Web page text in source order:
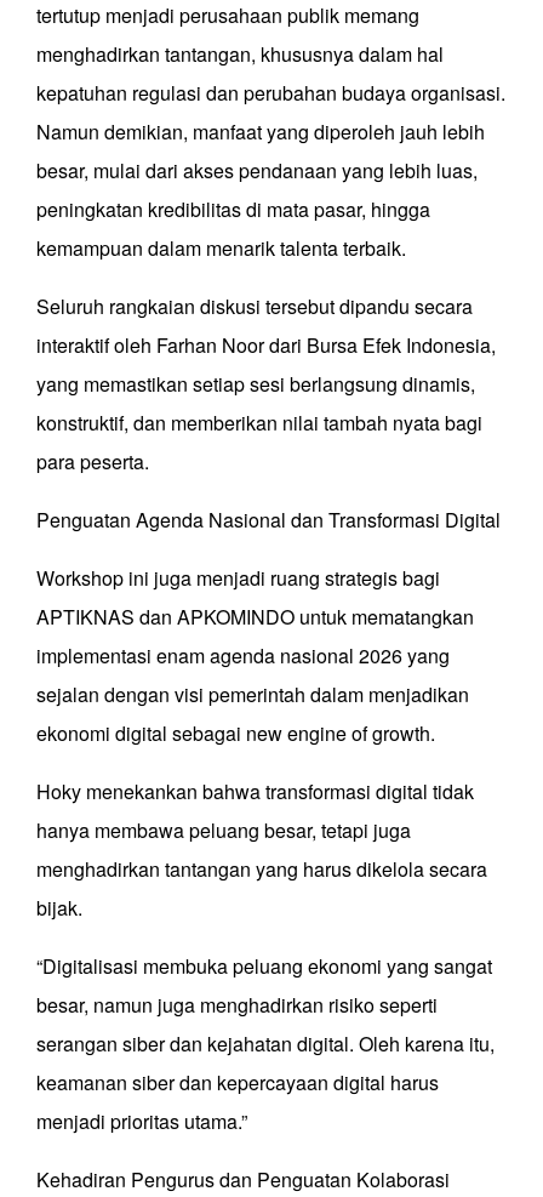
tertutup menjadi perusahaan publik memang
menghadirkan tantangan, khususnya dalam hal
kepatuhan regulasi dan perubahan budaya organisasi.
Namun demikian, manfaat yang diperoleh jauh lebih
besar, mulai dari akses pendanaan yang lebih luas,
peningkatan kredibilitas di mata pasar, hingga
kemampuan dalam menarik talenta terbaik.
Seluruh rangkaian diskusi tersebut dipandu secara
interaktif oleh Farhan Noor dari Bursa Efek Indonesia,
yang memastikan setiap sesi berlangsung dinamis,
konstruktif, dan memberikan nilai tambah nyata bagi
para peserta.
Penguatan Agenda Nasional dan Transformasi Digital
Workshop ini juga menjadi ruang strategis bagi
APTIKNAS dan APKOMINDO untuk mematangkan
implementasi enam agenda nasional 2026 yang
sejalan dengan visi pemerintah dalam menjadikan
ekonomi digital sebagai new engine of growth.
Hoky menekankan bahwa transformasi digital tidak
hanya membawa peluang besar, tetapi juga
menghadirkan tantangan yang harus dikelola secara
bijak.
“Digitalisasi membuka peluang ekonomi yang sangat
besar, namun juga menghadirkan risiko seperti
serangan siber dan kejahatan digital. Oleh karena itu,
keamanan siber dan kepercayaan digital harus
menjadi prioritas utama.”
Kehadiran Pengurus dan Penguatan Kolaborasi